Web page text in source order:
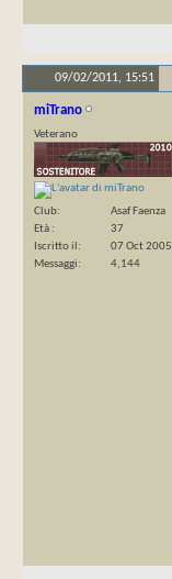
09/02/2011, 15:51
miTrano
Veterano
Club
Asaf Faenza
Età
37
Iscritto il
07 Oct 2005
Messaggi
4,144